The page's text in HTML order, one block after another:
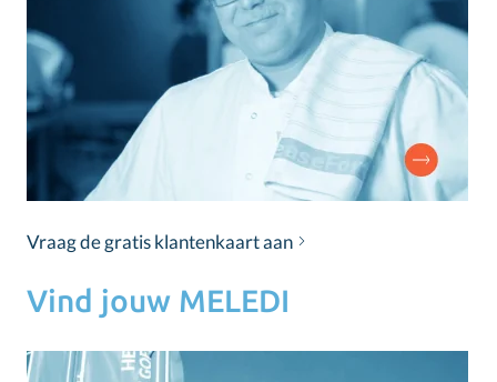
Vraag de gratis klantenkaart aan
Vind jouw MELEDI